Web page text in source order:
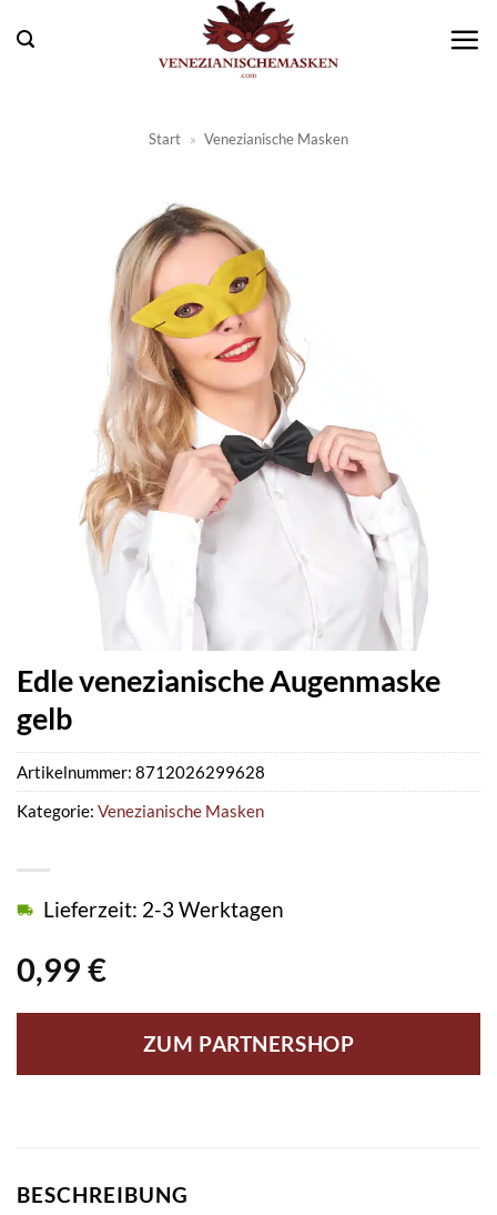
Inhalt
Start » Venezianische Masken
Edle venezianische Augenmaske
gelb
0,99 €
Lieferzeit: 2-3 Werktagen
ZUM PARTNERSHOP
Artikelnummer: 8712026299628
Kategorie: Venezianische Masken
BESCHREIBUNG